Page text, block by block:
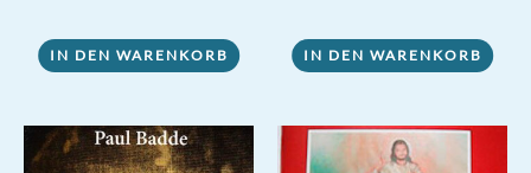
IN DEN WARENKORB IN DEN WARENKORB